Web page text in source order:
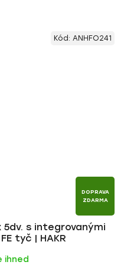
DOPRAVA
ZDARMA
5dv. s integrovanými
tyč | HAKR
ihned
Kód: ANHFO241